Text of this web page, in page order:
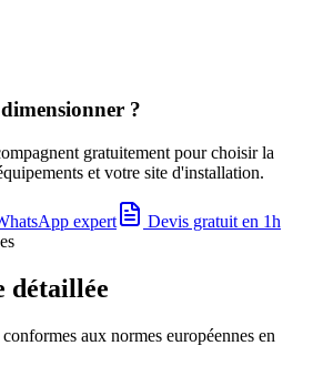
?
gratuitement pour choisir la
et votre site d'installation.
expert
Devis gratuit en 1h
détaillée
aux normes européennes en